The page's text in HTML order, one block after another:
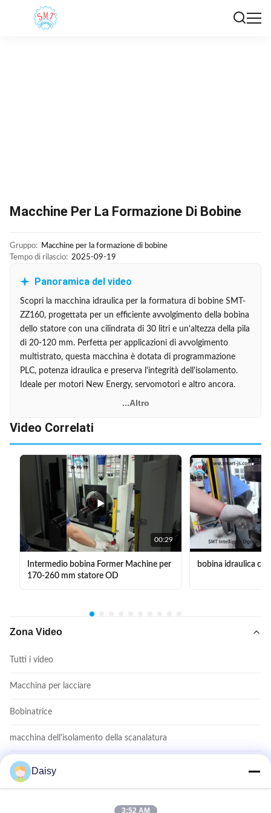
Macchine Per La Formazione Di Bobine
Gruppo:
Macchine per la formazione di bobine
Tempo di rilascio: 2025-09-19
Panoramica del video
Scopri la macchina idraulica per la formatura di bobine SMT-
ZZ160, progettata per un efficiente avvolgimento della bobina
dello statore con una cilindrata di 30 litri e un'altezza della pila
di 20-120 mm. Perfetta per applicazioni di avvolgimento
multistrato, questa macchina è dotata di programmazione
PLC, potenza idraulica e preserva l'integrità dell'isolamento.
Ideale per motori New Energy, servomotori e altro ancora.
...Altro
Video Correlati
00:29
Intermedio bobina Former Machine per
170-260 mm statore OD
bobina idraulica
Zona Video
Tutti i video
Macchina per lacciare
Bobinatrice
macchina dell'isolamento della scanalatura
Macchina per inserire la bobina
Macchine per la formazione di bobine
Daisy
3:52 AM